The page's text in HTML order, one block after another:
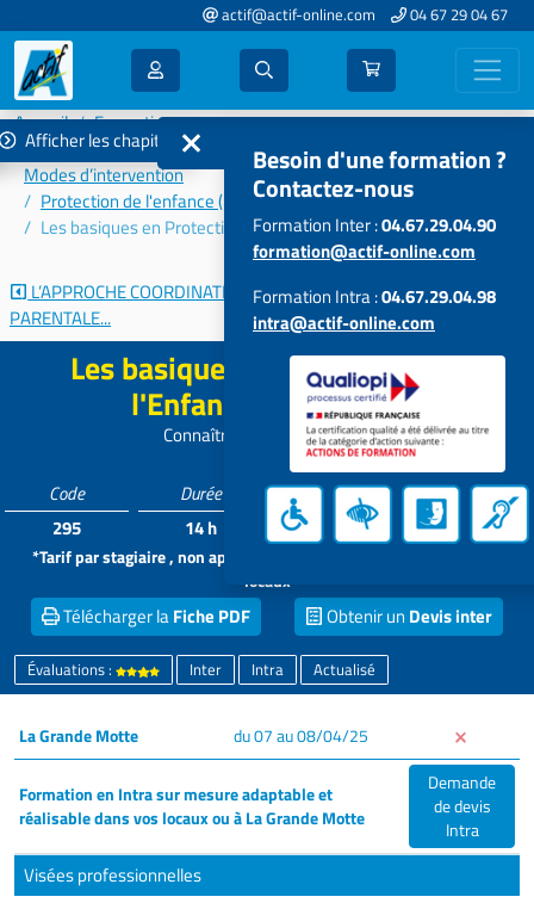
actif@actif-online.com 04 67 29 04 67
Accueil
Formations 2025
Connaissances et problématiques des publics accompagnés –
Modes d’intervention
Protection de l'enfance (MECS, AEMO, Foyers de l'Enfance…)
Les basiques en Protection de l'Enfance (Module 1)
Afficher les chapitres
L’APPROCHE COORDINATION
PARENTALE...
Les basiques en Protection
de...
Les basiques en Protection de
l'Enfance (Module 1)
Connaître pour comprendre
Code
295
Durée
14 h
Tarif*
616 €
Participants
4 à 12
*Tarif par stagiaire , non applicable aux formations intra dans vos
locaux
Télécharger laFiche PDF Obtenir un Devis inter
Évaluations : Inter Intra Actualisé
La Grande Motte du 07 au 08/04/25
Formation en Intra sur mesure adaptable et
réalisable dans vos locaux ou à La Grande Motte
Demande
de devis
Intra
Visées professionnelles
Besoin d'une formation ?
Contactez-nous
Formation Inter :04.67.29.04.90
formation@actif-online.com
Formation Intra :04.67.29.04.98
intra@actif-online.com